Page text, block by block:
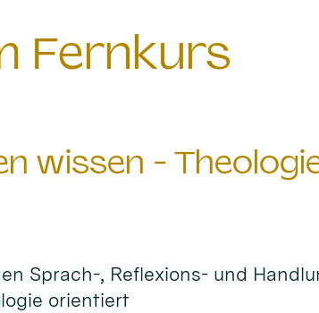
Fernkurs
wissen -
Sprach-, Reflexions- und
orientiert